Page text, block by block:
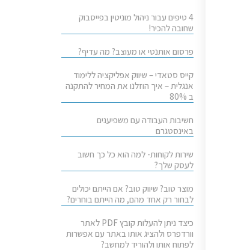
4 טיפים עבור ניהול מוניטין בפייסבוק
שחובה להכיר!
פרסום אותנטי או מעוצב? מה עדיף?
קייס סטאדי – שיווק אפליקציה ללימוד
אנגלית – איך הוזלנו את המחיר להתקנה
ב 80%
חשיבות העבודה עם משפיענים
באינסטגרם
שירות לקוחות- למה הוא כל כך חשוב
לעסק שלך?
מוצר טוב? שיווק טוב? אם הייתם יכולים
לבחור רק אחד מהם, מה הייתם בוחרים?
כיצד ניתן להעלות קובץ PDF לאתר
וורדפרס ולהציג אותו באתר עם אפשרות
לפתוח אותו ולהוריד למחשב?